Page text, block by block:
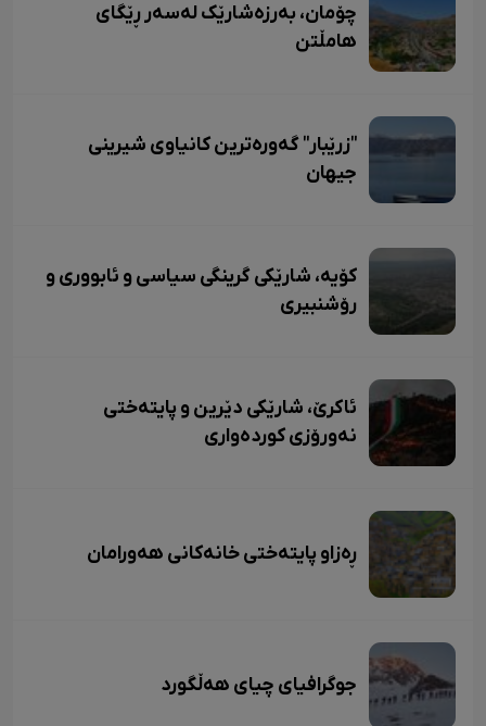
چۆمان، بەرزەشارێک لەسەر ڕێگای
هامڵتن
"زرێبار" گەورەترین کانیاوی شیرینی
جیهان
کۆیە، شارێکی گرینگی سیاسی و ئابووری و
رۆشنبیری
ئاکرێ، شارێکی دێرین و پایتەختی
نەورۆزی کوردەواری
ڕەزاو پایتەختی خانەکانی هەورامان
جوگرافیای چیای هەڵگورد